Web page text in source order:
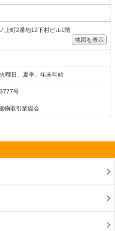
上町2番地12下村ビル1階
地図を表示
曜日、夏季、年末年始
号
物取引業協会